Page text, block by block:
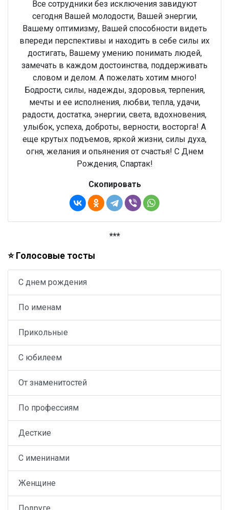
Все сотрудники без исключения завидуют
сегодня Вашей молодости, Вашей энергии,
Вашему оптимизму, Вашей способности видеть
впереди перспективы и находить в себе силы их
достигать, Вашему умению понимать людей,
замечать в каждом достоинства, поддерживать
словом и делом. А пожелать хотим много!
Бодрости, силы, надежды, здоровья, терпения,
мечты и ее исполнения, любви, тепла, удачи,
радости, достатка, энергии, света, вдохновения,
улыбок, успеха, доброты, верности, восторга! А
еще крутых подъемов, яркой жизни, силы духа,
огня, желания и опьянения от счастья! С Днем
Рождения, Спартак!
Скопировать
***
⭐ Голосовые тосты
С днем рождения
По именам
Прикольные
С юбилеем
От знаменитостей
По профессиям
Десткие
С именинами
Женщине